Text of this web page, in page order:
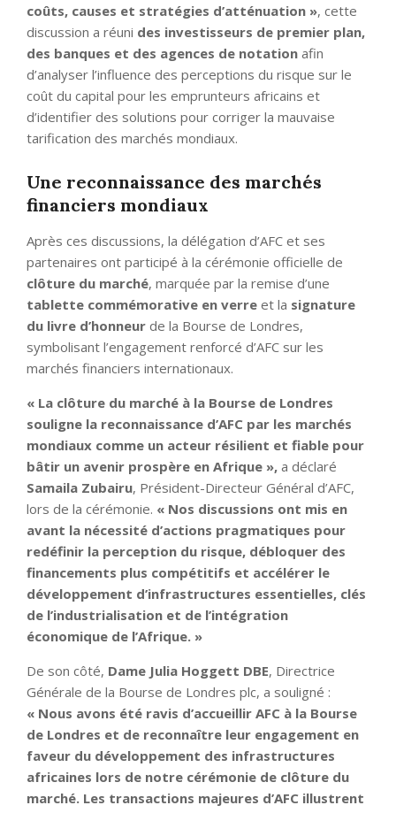
coûts, causes et stratégies d’atténuation », cette
discussion a réuni des investisseurs de premier plan,
des banques et des agences de notation afin
d’analyser l’influence des perceptions du risque sur le
coût du capital pour les emprunteurs africains et
d’identifier des solutions pour corriger la mauvaise
tarification des marchés mondiaux.
Une reconnaissance des marchés
financiers mondiaux
Après ces discussions, la délégation d’AFC et ses
partenaires ont participé à la cérémonie officielle de
clôture du marché, marquée par la remise d’une
tablette commémorative en verre et la signature
du livre d’honneur de la Bourse de Londres,
symbolisant l’engagement renforcé d’AFC sur les
marchés financiers internationaux.
« La clôture du marché à la Bourse de Londres
souligne la reconnaissance d’AFC par les marchés
mondiaux comme un acteur résilient et fiable pour
bâtir un avenir prospère en Afrique », a déclaré
Samaila Zubairu, Président-Directeur Général d’AFC,
lors de la cérémonie. « Nos discussions ont mis en
avant la nécessité d’actions pragmatiques pour
redéfinir la perception du risque, débloquer des
financements plus compétitifs et accélérer le
développement d’infrastructures essentielles, clés
de l’industrialisation et de l’intégration
économique de l’Afrique. »
De son côté, Dame Julia Hoggett DBE, Directrice
Générale de la Bourse de Londres plc, a souligné :
« Nous avons été ravis d’accueillir AFC à la Bourse
de Londres et de reconnaître leur engagement en
faveur du développement des infrastructures
africaines lors de notre cérémonie de clôture du
marché. Les transactions majeures d’AFC illustrent